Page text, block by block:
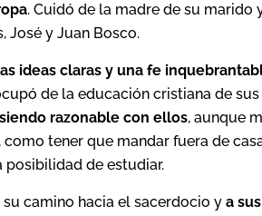
. Cuidó de la madre de su marido
José y Juan Bosco.
ideas claras y una fe
de la educación cristiana de
razonable con ellos, aunque
tener que mandar fuera de
posibilidad de estudiar.
su camino hacia el sacerdocio y a